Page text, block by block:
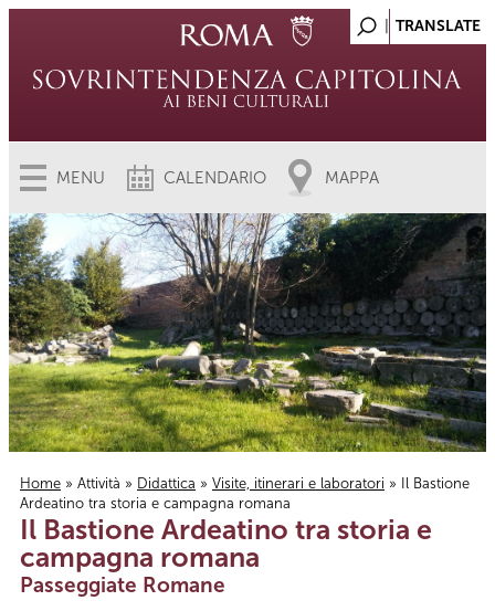
MENU CALENDARIO MAPPA
Tu sei qui
Home » Attività » Didattica » Visite, itinerari e laboratori » Il Bastione
Ardeatino tra storia e campagna romana
Il Bastione Ardeatino tra storia e
campagna romana
Passeggiate Romane